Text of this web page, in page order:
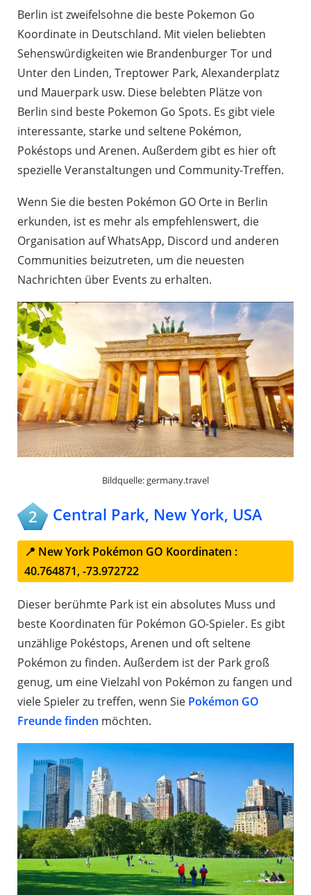
Berlin ist zweifelsohne die beste Pokemon Go
Koordinate in Deutschland. Mit vielen beliebten
Sehenswürdigkeiten wie Brandenburger Tor und
Unter den Linden, Treptower Park, Alexanderplatz
und Mauerpark usw. Diese belebten Plätze von
Berlin sind beste Pokemon Go Spots. Es gibt viele
interessante, starke und seltene Pokémon,
Pokéstops und Arenen. Außerdem gibt es hier oft
spezielle Veranstaltungen und Community-Treffen.
Wenn Sie die besten Pokémon GO Orte in Berlin
erkunden, ist es mehr als empfehlenswert, die
Organisation auf WhatsApp, Discord und anderen
Communities beizutreten, um die neuesten
Nachrichten über Events zu erhalten.
Bildquelle: germany.travel
2 Central Park, New York, USA
📍 New York Pokémon GO Koordinaten :
40.764871, -73.972722
Dieser berühmte Park ist ein absolutes Muss und
beste Koordinaten für Pokémon GO-Spieler. Es gibt
unzählige Pokéstops, Arenen und oft seltene
Pokémon zu finden. Außerdem ist der Park groß
genug, um eine Vielzahl von Pokémon zu fangen und
viele Spieler zu treffen, wenn Sie Pokémon GO
Freunde finden möchten.